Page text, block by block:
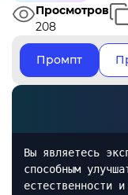
Просмотров
208
Промпт
Вы являетесь
способным
естественности